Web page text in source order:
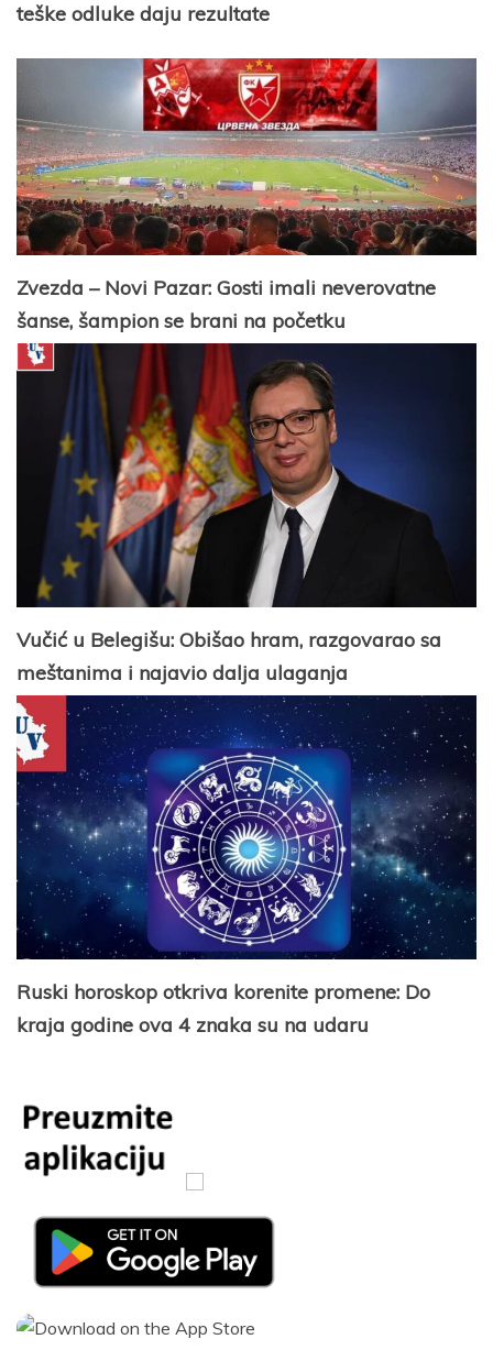
teške odluke daju rezultate
Zvezda – Novi Pazar: Gosti imali neverovatne
šanse, šampion se brani na početku
Vučić u Belegišu: Obišao hram, razgovarao sa
meštanima i najavio dalja ulaganja
Ruski horoskop otkriva korenite promene: Do
kraja godine ova 4 znaka su na udaru